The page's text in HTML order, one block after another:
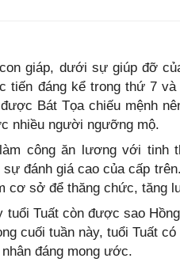
giáp, dưới sự giúp đỡ
tiến đáng kể trong thứ 7
Bát Tọa chiếu mệnh
nhiều người ngưỡng mộ.
công ăn lương với tinh
đánh giá cao của cấp
cơ sở để thăng chức, tăng
tuổi Tuất còn được sao
cuối tuần này, tuổi Tuất
đáng mong ước.